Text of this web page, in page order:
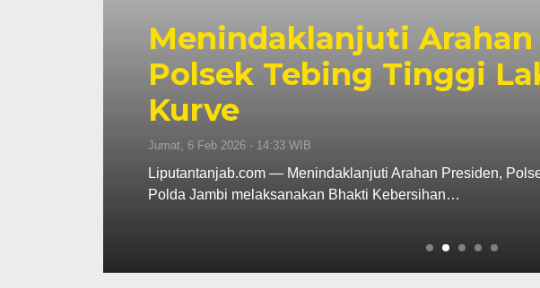
Arahan Presiden,
Tinggi Laksanakan
Arahan Presiden, Polsek Tebing Tinggi Polres Tanjab Barat
Bhakti Kebersihan…